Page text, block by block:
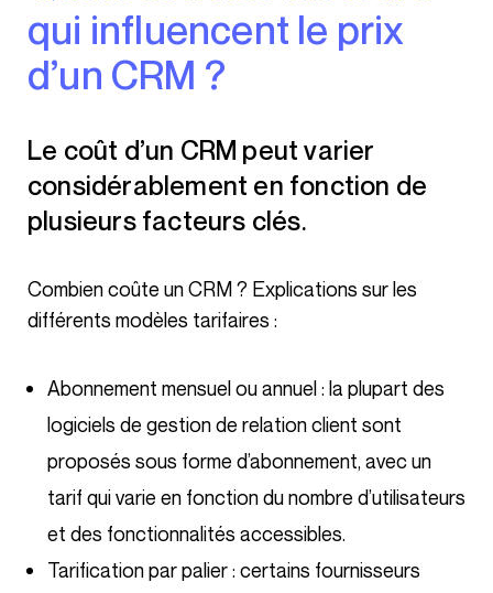
qui influencent le prix
d’un CRM ?
Le coût d’un CRM peut varier
considérablement en fonction de
plusieurs facteurs clés.
Combien coûte un CRM ? Explications sur les
différents modèles tarifaires :
Abonnement mensuel ou annuel : la plupart des
logiciels de gestion de relation client sont
proposés sous forme d’abonnement, avec un
tarif qui varie en fonction du nombre d’utilisateurs
et des fonctionnalités accessibles.
Tarification par palier : certains fournisseurs